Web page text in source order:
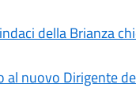
della Brianza
nuovo Dirigente